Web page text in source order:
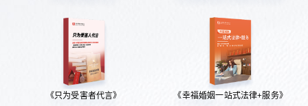
《只为受害者代言》 《幸福婚姻一站式法律+服务》